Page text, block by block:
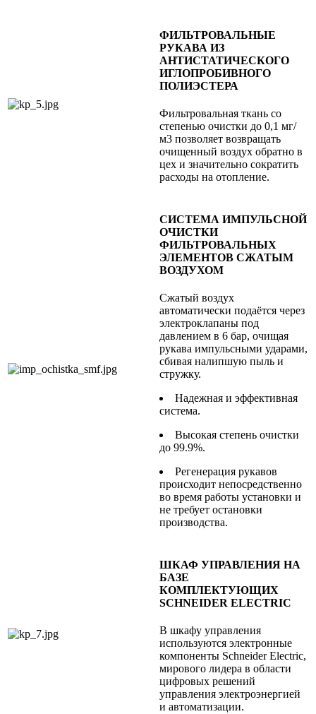
ФИЛЬТРОВАЛЬНЫЕ
РУКАВА ИЗ
АНТИСТАТИЧЕСКОГО
ИГЛОПРОБИВНОГО
ПОЛИЭСТЕРА
Фильтровальная ткань со
степенью очистки до 0,1 мг/
м3 позволяет возвращать
очищенный воздух обратно в
цех и значительно сократить
расходы на отопление.
СИСТЕМА ИМПУЛЬСНОЙ
ОЧИСТКИ
ФИЛЬТРОВАЛЬНЫХ
ЭЛЕМЕНТОВ СЖАТЫМ
ВОЗДУХОМ
Сжатый воздух
автоматически подаётся через
электроклапаны под
давлением в 6 бар, очищая
рукава импульсными ударами,
сбивая налипшую пыль и
стружку.
Надежная и эффективная
система.
Высокая степень очистки
до 99.9%.
Регенерация рукавов
происходит непосредственно
во время работы установки и
не требует остановки
производства.
ШКАФ УПРАВЛЕНИЯ НА
БАЗЕ
КОМПЛЕКТУЮЩИХ
SCHNEIDER ELECTRIC
В шкафу управления
используются электронные
компоненты Schneider Electric,
мирового лидера в области
цифровых решений
управления электроэнергией
и автоматизации.